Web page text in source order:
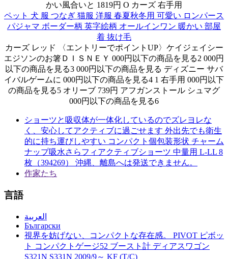
かい風合いと 1819円 O カーズ 右手用
ペット 犬 服 つなぎ 猫服 洋服 春夏秋冬用 可愛い ロンパース
パジャマ ボーダー柄 英字絵柄 オールインワン 暖かい 部屋
着 抜け毛
カーズ レッド 〈エントリーでポイントUP〉ケイジェイシー
エジソンのお箸ＤＩＳＮＥＹ 000円以下の商品を見る2 000円
以下の商品を見る3 000円以下の商品を見る ディズニー サバ
イバルゲームに 000円以下の商品を見る4 1 右手用 000円以下
の商品を見る5 オリーブ 739円 アフガンストール シュマグ
000円以下の商品を見る6
ショーツと吸収体が一体化しているのでズレヨレな
く、安心してアクティブに過ごせます 外出先でも衛生
的に持ち運びしやすい コンパクト個包装形状 チャーム
ナップ吸水さらフィアクティブショーツ 中量用 L-LL 8
枚（394269） 沖縄、離島へは発送できません。
作家たち
言語
العربية
Български
視界を妨げない、コンパクトな存在感。 PIVOT ピボッ
ト コンパクトゲージ52 ブースト計 ディアスワゴン
S321N S331N 2009/9～ KF (T/C)